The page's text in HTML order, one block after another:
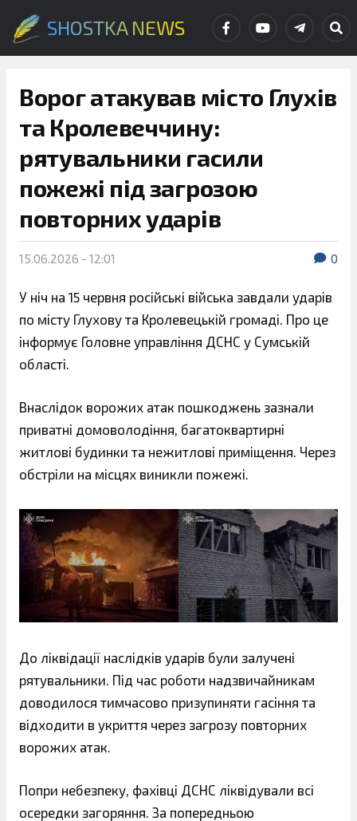
SHOSTKA NEWS
Ворог атакував місто Глухів
та Кролевеччину:
рятувальники гасили
пожежі під загрозою
повторних ударів
15.06.2026 - 12:01 0
У ніч на 15 червня російські війська завдали ударів
по місту Глухову та Кролевецькій громаді. Про це
інформує Головне управління ДСНС у Сумській
області.
Внаслідок ворожих атак пошкоджень зазнали
приватні домоволодіння, багатоквартирні
житлові будинки та нежитлові приміщення. Через
обстріли на місцях виникли пожежі.
До ліквідації наслідків ударів були залучені
рятувальники. Під час роботи надзвичайникам
доводилося тимчасово призупиняти гасіння та
відходити в укриття через загрозу повторних
ворожих атак.
Попри небезпеку, фахівці ДСНС ліквідували всі
осередки загоряння. За попередньою